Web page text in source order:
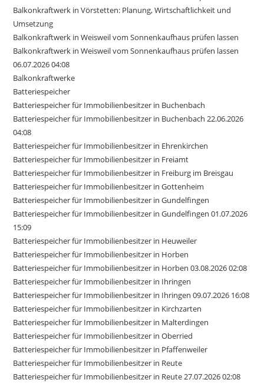
Balkonkraftwerk in Vörstetten: Planung, Wirtschaftlichkeit und
Umsetzung
Balkonkraftwerk in Weisweil vom Sonnenkaufhaus prüfen lassen
Balkonkraftwerk in Weisweil vom Sonnenkaufhaus prüfen lassen
06.07.2026 04:08
Balkonkraftwerke
Batteriespeicher
Batteriespeicher für Immobilienbesitzer in Buchenbach
Batteriespeicher für Immobilienbesitzer in Buchenbach 22.06.2026
04:08
Batteriespeicher für Immobilienbesitzer in Ehrenkirchen
Batteriespeicher für Immobilienbesitzer in Freiamt
Batteriespeicher für Immobilienbesitzer in Freiburg im Breisgau
Batteriespeicher für Immobilienbesitzer in Gottenheim
Batteriespeicher für Immobilienbesitzer in Gundelfingen
Batteriespeicher für Immobilienbesitzer in Gundelfingen 01.07.2026
15:09
Batteriespeicher für Immobilienbesitzer in Heuweiler
Batteriespeicher für Immobilienbesitzer in Horben
Batteriespeicher für Immobilienbesitzer in Horben 03.08.2026 02:08
Batteriespeicher für Immobilienbesitzer in Ihringen
Batteriespeicher für Immobilienbesitzer in Ihringen 09.07.2026 16:08
Batteriespeicher für Immobilienbesitzer in Kirchzarten
Batteriespeicher für Immobilienbesitzer in Malterdingen
Batteriespeicher für Immobilienbesitzer in Oberried
Batteriespeicher für Immobilienbesitzer in Pfaffenweiler
Batteriespeicher für Immobilienbesitzer in Reute
Batteriespeicher für Immobilienbesitzer in Reute 27.07.2026 02:08